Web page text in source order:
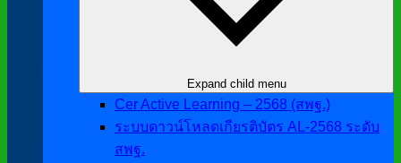
Expand child menu
Cer Active Learning – 2568 (สพฐ.)
ระบบดาวน์โหลดเกียรติบัตร AL-2568 ระดับ
สพฐ.